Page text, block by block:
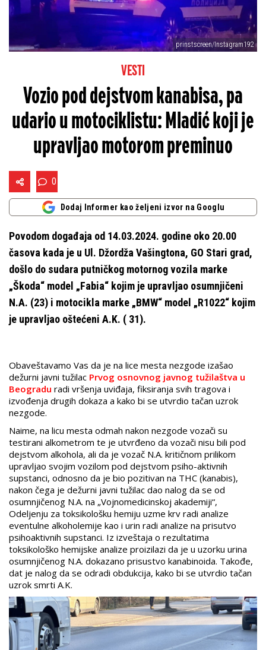
prinstscreen/Instagram192
VESTI
Vozio pod dejstvom kanabisa, pa
udario u motociklistu: Mladić koji je
upravljao motorom preminuo
0
Dodaj Informer kao željeni izvor na Googlu
Povodom događaja od 14.03.2024. godine oko 20.00
časova kada je u Ul. Džordža Vašingtona, GO Stari grad,
došlo do sudara putničkog motornog vozila marke
„Škoda“ model „Fabia“ kojim je upravljao osumnjičeni
N.A. (23) i motocikla marke „BMW“ model „R1022“ kojim
je upravljao oštećeni A.K. ( 31).
Obaveštavamo Vas da je na lice mesta nezgode izašao
dežurni javni tužilac Prvog osnovnog javnog tužilaštva u
Beogradu radi vršenja uviđaja, fiksiranja svih tragova i
izvođenja drugih dokaza a kako bi se utvrdio tačan uzrok
nezgode.
Naime, na licu mesta odmah nakon nezgode vozači su
testirani alkometrom te je utvrđeno da vozači nisu bili pod
dejstvom alkohola, ali da je vozač N.A. kritičnom prilikom
upravljao svojim vozilom pod dejstvom psiho-aktivnih
supstanci, odnosno da je bio pozitivan na THC (kanabis),
nakon čega je dežurni javni tužilac dao nalog da se od
osumnjičenog N.A. na „Vojnomedicinskoj akademiji“,
Odeljenju za toksikološku hemiju uzme krv radi analize
eventulne alkoholemije kao i urin radi analize na prisutvo
psihoaktivnih supstanci. Iz izveštaja o rezultatima
toksikološko hemijske analize proizilazi da je u uzorku urina
osumnjičenog N.A. dokazano prisustvo kanabinoida. Takođe,
dat je nalog da se odradi obdukcija, kako bi se utvrdio tačan
uzrok smrti A.K.